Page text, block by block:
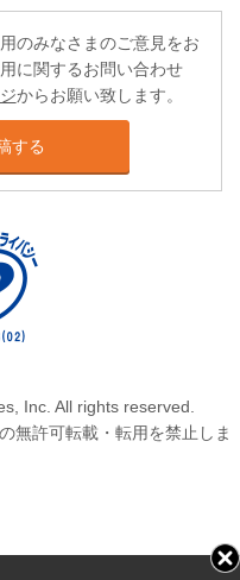
のみなさまのご意見をお
に関するお問い合わせ
からお願い致します。
する
Inc. All rights reserved.
無許可転載・転用を禁止しま